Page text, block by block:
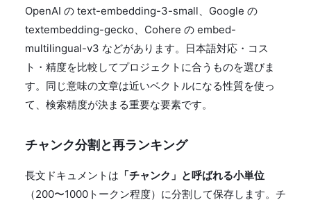
OpenAI の text-embedding-3-small、Google の
textembedding-gecko、Cohere の embed-
multilingual-v3 などがあります。日本語対応・コス
ト・精度を比較してプロジェクトに合うものを選びま
す。同じ意味の文章は近いベクトルになる性質を使っ
て、検索精度が決まる重要な要素です。
チャンク分割と再ランキング
長文ドキュメントは 「チャンク」と呼ばれる小単位
（200〜1000トークン程度）に分割して保存します。チ